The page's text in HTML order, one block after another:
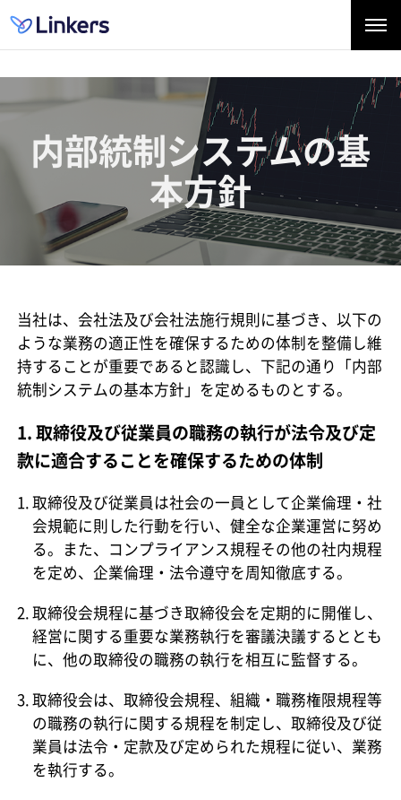
内部統制システムの基
本方針
当社は、会社法及び会社法施行規則に基づき、以下の
ような業務の適正性を確保するための体制を整備し維
持することが重要であると認識し、下記の通り「内部
統制システムの基本方針」を定めるものとする。
1. 取締役及び従業員の職務の執行が法令及び定
款に適合することを確保するための体制
取締役及び従業員は社会の一員として企業倫理・社
会規範に則した行動を行い、健全な企業運営に努め
る。また、コンプライアンス規程その他の社内規程
を定め、企業倫理・法令遵守を周知徹底する。
取締役会規程に基づき取締役会を定期的に開催し、
経営に関する重要な業務執行を審議決議するととも
に、他の取締役の職務の執行を相互に監督する。
取締役会は、取締役会規程、組織・職務権限規程等
の職務の執行に関する規程を制定し、取締役及び従
業員は法令・定款及び定められた規程に従い、業務
を執行する。